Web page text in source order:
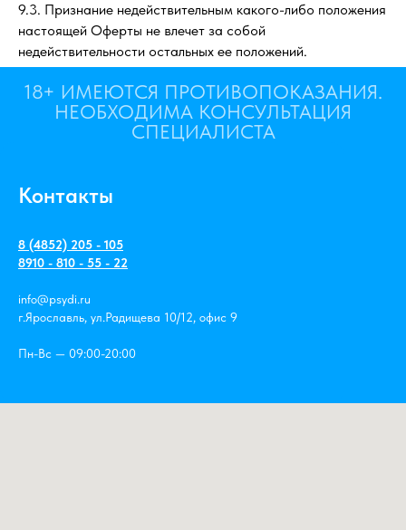
9.3. Признание недействительным какого-либо положения
настоящей Оферты не влечет за собой
недействительности остальных ее положений.
18+ ИМЕЮТСЯ ПРОТИВОПОКАЗАНИЯ.
НЕОБХОДИМА КОНСУЛЬТАЦИЯ
СПЕЦИАЛИСТА
Контакты
8 (4852) 205 - 105
8910 - 810 - 55 - 22
info@psydi.ru
г.Ярославль, ул.Радищева 10/12, офис 9
Пн-Вс — 09:00-20:00